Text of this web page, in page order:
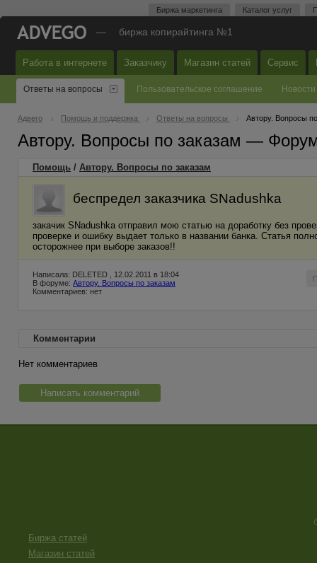
Биржа маркетинга Каталог услуг
— биржа копирайтинга №1
Работа в интернете Заказчику Магазин статей Сервис
Ответы на вопросы Пользовательское соглашение Новости
Адвего Помощь и поддержка Ответы на вопросы Автору. Вопросы
Автору. Вопросы по заказам —
Помощь / Автору. Вопросы по заказам
беспредел заказчика SNadushka
закачик SNadushka отправил мою статью на доработку без
проверке и ошибку выдает только в названии банка. Статья
осторожнее при выборе заказов!!
Написала: DELETED , 12.02.2011 в 18:04
В форуме: Автору. Вопросы по заказам
Комментариев: нет
Комментарии
Нет комментариев
Написать комментарий
Биржа статей
Магазин статей